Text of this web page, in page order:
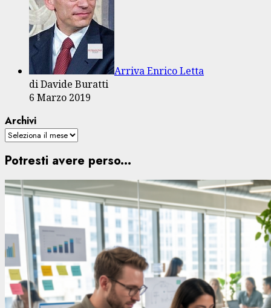
Arriva Enrico Letta
di Davide Buratti
6 Marzo 2019
Archivi
Potresti avere perso...